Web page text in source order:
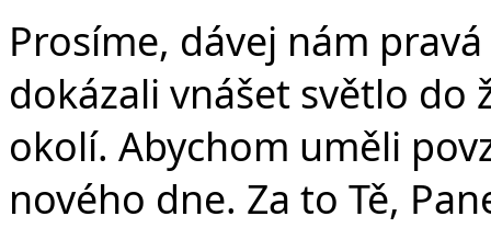
Prosíme, dávej nám
dokázali vnášet světlo do
okolí. Abychom uměli
nového dne. Za to Tě,